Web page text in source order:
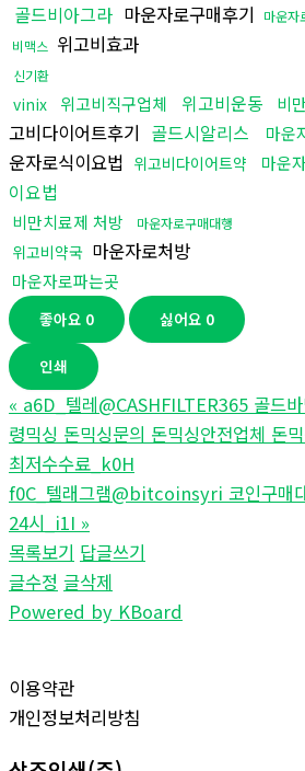
골드비아그라 마운자로구매후기
마운자
비맥스 위고비효과
신기환
vinix 위고비직구업체 위고비운동 비
고비다이어트후기 골드시알리스 마운
운자로식이요법 위고비다이어트약 마운
이요법
비만치료제 처방 마운자로구매대행
위고비약국 마운자로처방
마운자로파는곳
좋아요 0 싫어요 0
인쇄
« a6D_텔레@CASHFILTER365 골드
령믹싱 돈믹싱문의 돈믹싱안전업체 돈
최저수수료_k0H
f0C_텔래그램@bitcoinsyri 코인구매
24시_i1I »
목록보기 답글쓰기
글수정 글삭제
Powered by KBoard
이용약관
개인정보처리방침